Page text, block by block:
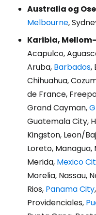
Australia og
Melbourne,
Karibia,
Acapulco,
Aruba, Barbados,
Chihuahua,
de France,
Grand Cayman,
Guatemala City,
Kingston, Leon/
Loreto, Managua,
Merida, Mexico
Morelia, Nassau,
Rios, Panama City
Providenciales,